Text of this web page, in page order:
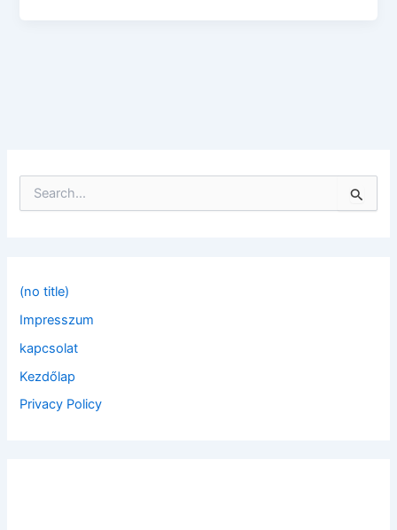
f
r
:
(no title)
Impresszum
kapcsolat
Kezdőlap
Privacy Policy